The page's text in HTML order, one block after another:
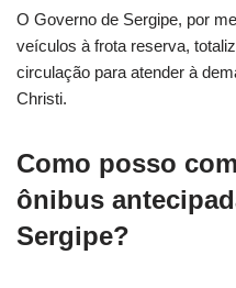
O Governo de Sergipe, por
veículos à frota reserva,
circulação para atender à
Christi.
Como posso
ônibus
Sergipe?